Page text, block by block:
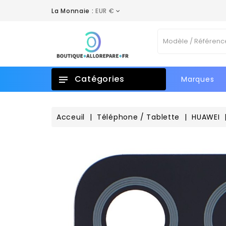
La Monnaie : EUR €
Catégories Marques
Acceuil Téléphone / Tablette HUAWEI